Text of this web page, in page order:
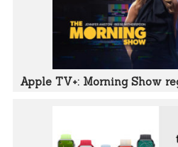
Apple TV+: Morning Show